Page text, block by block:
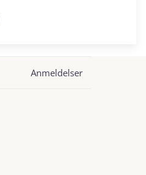
Anmeldelser